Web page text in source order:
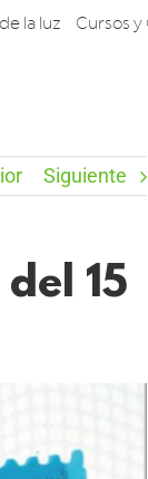
la luz Cursos y
Siguiente
15